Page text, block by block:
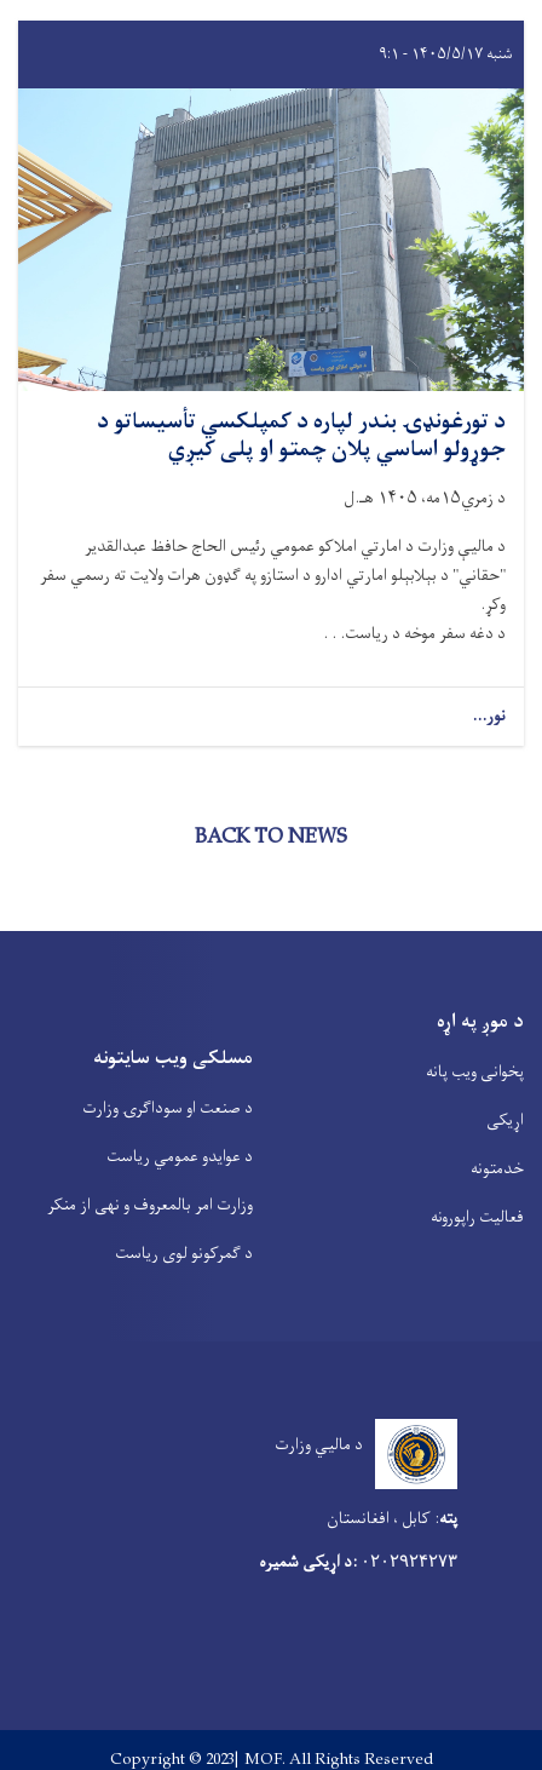
شنبه ۱۴۰۵/۵/۱۷ - ۹:۱
د تورغونډۍ بندر لپاره د کمپلکسي تأسیساتو د
جوړولو اساسي پلان چمتو او پلی کیږي
د زمري۱۵مه، ۱۴۰۵ هـ.ل
د مالیې وزارت د امارتي املاکو عمومي رئیس الحاج حافظ عبدالقدیر
"حقاني" د بېلابېلو امارتي ادارو د استازو په ګډون هرات ولایت ته رسمي سفر
وکړ.
د دغه سفر موخه د ریاست. . .
نور...
BACK TO NEWS
د موږ په اړه
پخوانی ویب پانه
اړیکی
خدمتونه
فعالیت راپورونه
مسلکی ویب سایتونه
د صنعت او سوداگرۍ وزارت
د عوایدو عمومي ریاست
وزارت امر بالمعروف و نهی از منکر
د گمرکونو لوی ریاست
د مالیي وزارت
پته: کابل ، افغانستان
۰۲۰۲۹۲۴۲۷۳ :د اړیکی شمیره
Copyright © 2023| MOF. All Rights Reserved